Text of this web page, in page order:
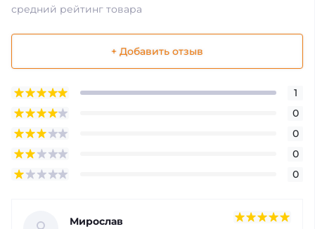
средний рейтинг товара
+ Добавить отзыв
1
0
0
0
0
Мирослав